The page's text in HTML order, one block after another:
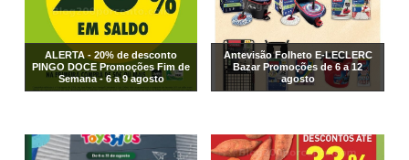
ALERTA - 20% de desconto
PINGO DOCE Promoções Fim de
Semana - 6 a 9 agosto
Antevisão Folheto E-LECLERC
Bazar Promoções de 6 a 12
agosto